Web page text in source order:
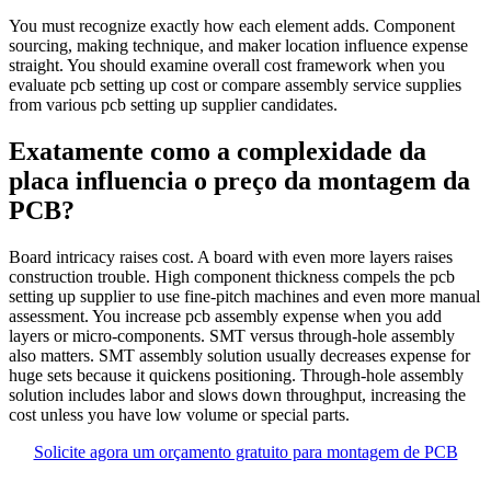
You must recognize exactly how each element adds. Component
sourcing, making technique, and maker location influence expense
straight. You should examine overall cost framework when you
evaluate pcb setting up cost or compare assembly service supplies
from various pcb setting up supplier candidates.
Exatamente como a complexidade da
placa influencia o preço da montagem da
PCB?
Board intricacy raises cost. A board with even more layers raises
construction trouble. High component thickness compels the pcb
setting up supplier to use fine‑pitch machines and even more manual
assessment. You increase pcb assembly expense when you add
layers or micro‑components. SMT versus through‑hole assembly
also matters. SMT assembly solution usually decreases expense for
huge sets because it quickens positioning. Through‑hole assembly
solution includes labor and slows down throughput, increasing the
cost unless you have low volume or special parts.
Solicite agora um orçamento gratuito para montagem de PCB